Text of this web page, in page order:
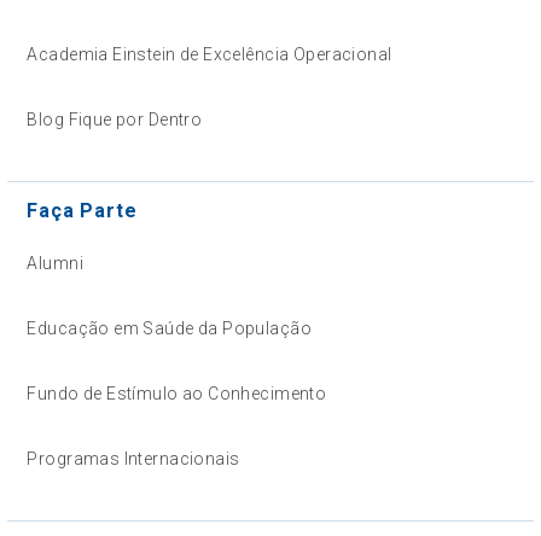
Academia Einstein de Excelência Operacional
Blog Fique por Dentro
Faça Parte
Alumni
Educação em Saúde da População
Fundo de Estímulo ao Conhecimento
Programas Internacionais